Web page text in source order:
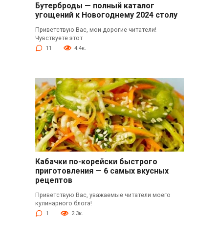
Бутерброды — полный каталог
угощений к Новогоднему 2024 столу
Приветствую Вас, мои дорогие читатели!
Чувствуете этот
11 4.4к.
Кабачки по-корейски быстрого
приготовления — 6 самых вкусных
рецептов
Приветствую Вас, уважаемые читатели моего
кулинарного блога!
1 2.3к.